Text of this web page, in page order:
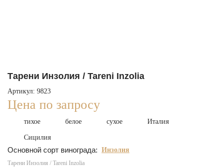
Тарени Инзолия / Tareni Inzolia
Артикул: 9823
Цена по запросу
тихое белое сухое Италия
Сицилия
Основной сорт винограда: Инзолия
Тарени Инзолия / Tareni Inzolia